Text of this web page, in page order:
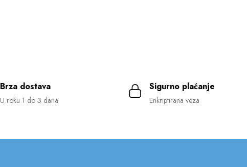
Brza dostava
U roku 1 do 3 dana
Sigurno plaćanje
Enkriptirana veza